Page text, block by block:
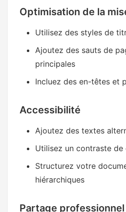
Optimisation de la
Utilisez des styles de
Ajoutez des sauts de
principales
Incluez des en-têtes et
Accessibilité
Ajoutez des textes
Utilisez un contraste
Structurez votre
hiérarchiques
Partage professionnel